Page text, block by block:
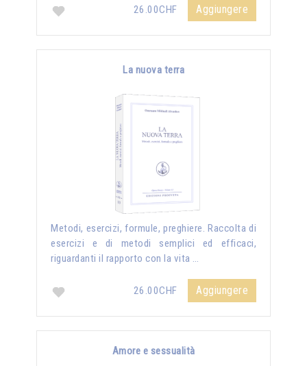
26.00CHF
Aggiungere
La nuova terra
Metodi, esercizi, formule, preghiere. Raccolta di
esercizi e di metodi semplici ed efficaci,
riguardanti il rapporto con la vita …
26.00CHF Aggiungere
Amore e sessualità